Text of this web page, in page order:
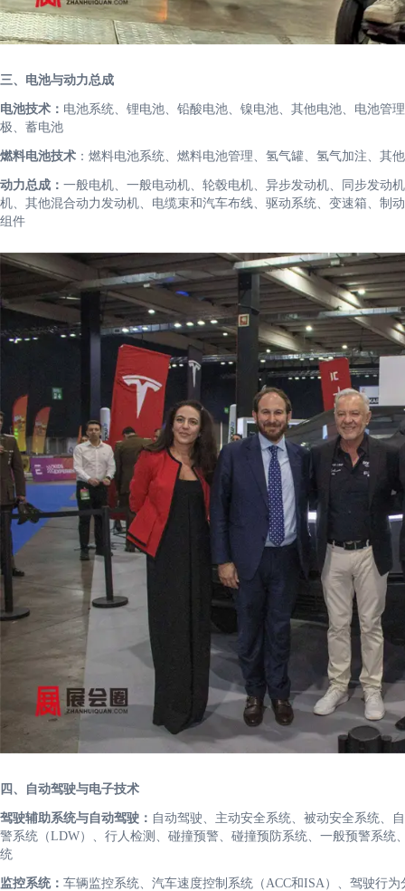
三、电池与动力总成
电池技术： 电池系统、锂电池、铅酸电池、镍电池、其他电池、电池管
极、蓄电池
燃料电池技术 ：燃料电池系统、燃料电池管理、氢气罐、氢气加注、其
动力总成： 一般电机、一般电动机、轮毂电机、异步发动机、同步发动
机、其他混合动力发动机、电缆束和汽车布线、驱动系统、变速箱、制
组件
四、自动驾驶与电子技术
驾驶辅助系统与自动驾驶： 自动驾驶、主动安全系统、被动安全系统、
警系统（LDW）、行人检测、碰撞预警、碰撞预防系统、一般预警系
统
监控系统： 车辆监控系统、汽车速度控制系统（ACC和ISA）、驾驶行